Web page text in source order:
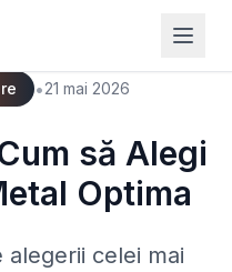
•21 mai 2026
să Alegi
Optima
celei mai